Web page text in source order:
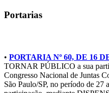
Portarias
• PORTARIA Nº 60, DE 16
TORNAR PÚBLICO a sua
Congresso Nacional de Juntas
São Paulo/SP, no período de 27